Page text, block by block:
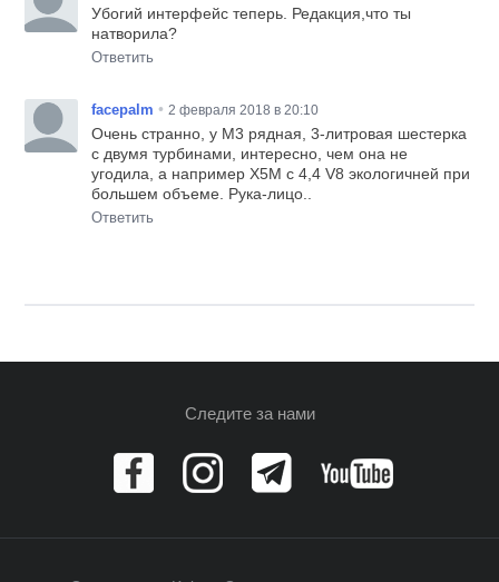
Убогий интерфейс теперь. Редакция,что ты
натворила?
Ответить
facepalm • 2 февраля 2018 в 20:10
Очень странно, у М3 рядная, 3-литровая шестерка
с двумя турбинами, интересно, чем она не
угодила, а например Х5М с 4,4 V8 экологичней при
большем объеме. Рука-лицо..
Ответить
Следите за нами